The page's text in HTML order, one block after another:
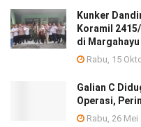
Kunker
Koramil
di
Rabu, 15
Galian C
Operasi,
Rabu, 26 Mei